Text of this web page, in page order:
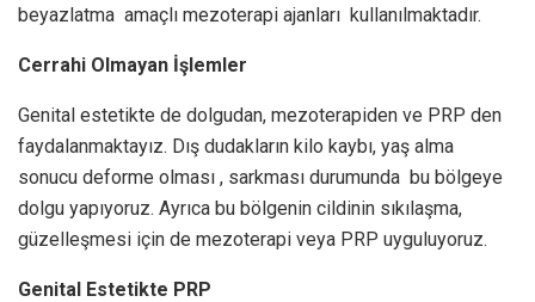
beyazlatma amaçlı mezoterapi ajanları kullanılmaktadır.
Cerrahi Olmayan İşlemler
Genital estetikte de dolgudan, mezoterapiden ve PRP den
faydalanmaktayız. Dış dudakların kilo kaybı, yaş alma
sonucu deforme olması , sarkması durumunda bu bölgeye
dolgu yapıyoruz. Ayrıca bu bölgenin cildinin sıkılaşma,
güzelleşmesi için de mezoterapi veya PRP uyguluyoruz.
Genital Estetikte PRP